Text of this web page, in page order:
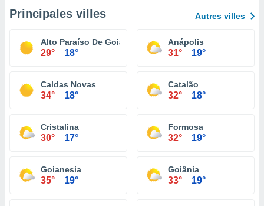
Principales villes Autres villes
Alto Paraíso De Goiás
29° 18°
Anápolis
31° 19°
Caldas Novas
34° 18°
Catalão
32° 18°
Cristalina
30° 17°
Formosa
32° 19°
Goianesia
35° 19°
Goiânia
33° 19°